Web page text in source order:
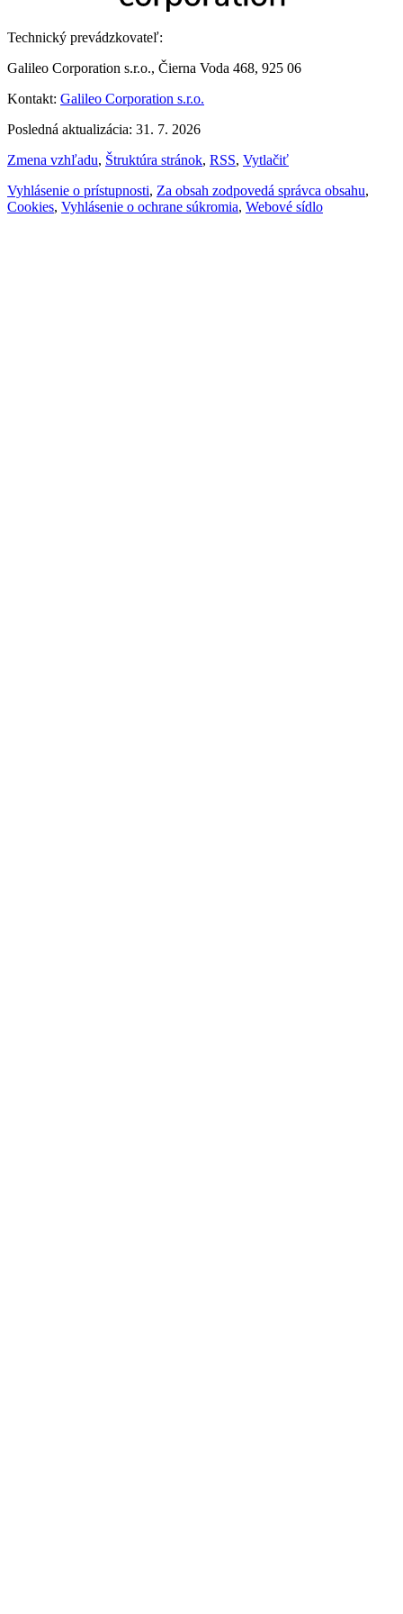
Technický prevádzkovateľ:
Galileo Corporation s.r.o., Čierna Voda 468, 925 06
Kontakt: Galileo Corporation s.r.o.
Posledná aktualizácia: 31. 7. 2026
Zmena vzhľadu, Štruktúra stránok, RSS, Vytlačiť
Vyhlásenie o prístupnosti, Za obsah zodpovedá správca obsahu,
Cookies, Vyhlásenie o ochrane súkromia, Webové sídlo